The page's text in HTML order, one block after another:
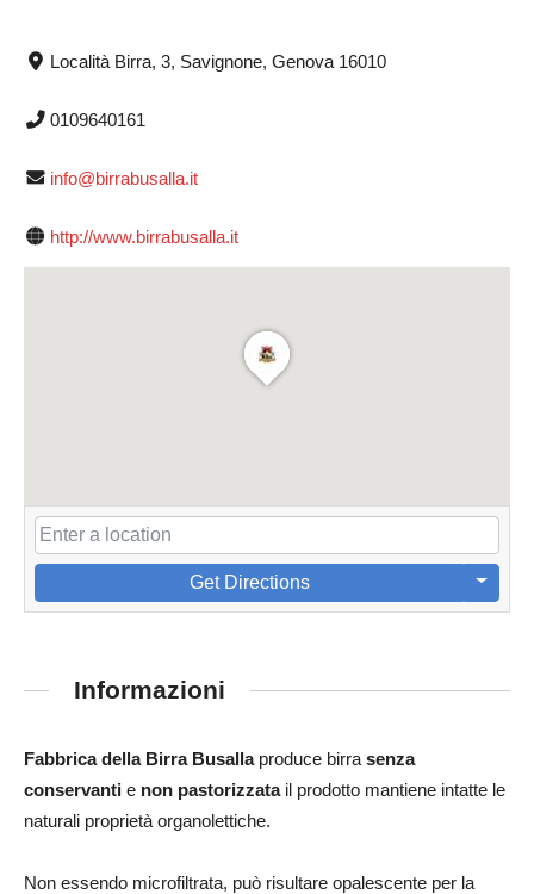
Località Birra, 3, Savignone, Genova 16010
0109640161
info@birrabusalla.it
http://www.birrabusalla.it
Get Directions
Informazioni
Fabbrica della Birra Busallaproduce birra senza
conservanti e non pastorizzatail prodotto mantiene intatte le
naturali proprietà organolettiche.
Non essendo microfiltrata, può risultare opalescente per la